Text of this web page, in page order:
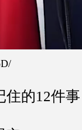
住的12件